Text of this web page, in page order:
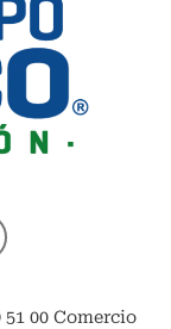
00 Comercio